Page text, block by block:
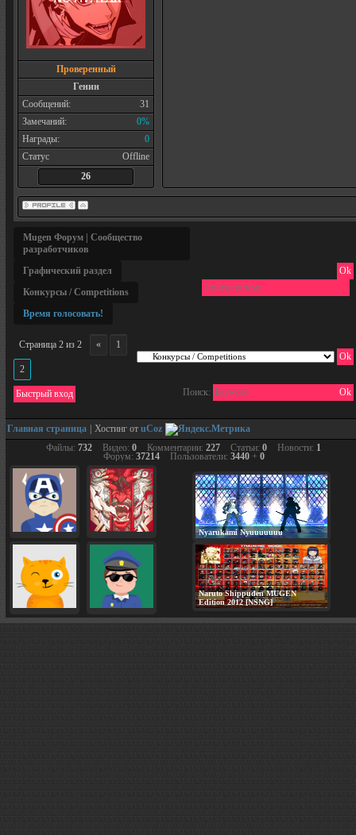
Проверенный
Генин
Сообщений:
31
Замечаний:
0%
Награды:
0
Статус
Offline
26
Mugen Форум | Сообщество
разработчиков
Графический раздел
Конкурсы / Competitions
Время голосовать!
Страница 2 из 2 « 1
2
Поиск:
Главная страница Хостинг от uCoz
Файлы: 732 Видео: 0 Комментарии: 227 Статьи: 0 Новости: 1
Форум: 37214 Пользователи: 3440+ 0
Nyarukami Nyuuuuuuu
Naruto Shippuden MUGEN
Edition 2012 [NSNG]